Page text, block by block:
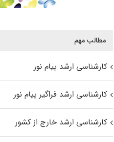
مطالب مهم
کارشناسی ارشد پیام نور
کارشناسی ارشد فراگیر پیام نور
کارشناسی ارشد خارج از کشور